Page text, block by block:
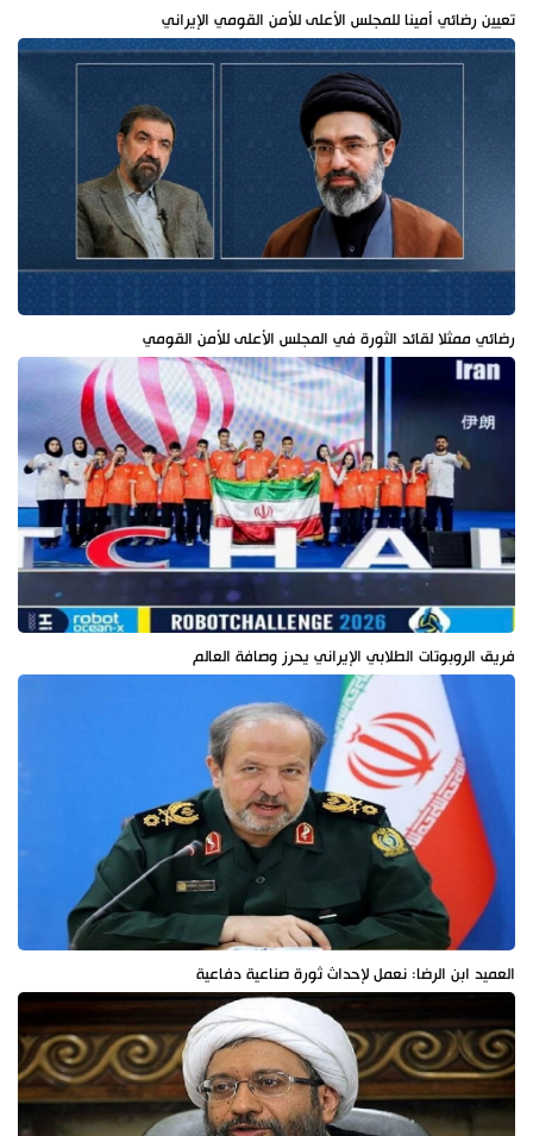
تعيين رضائي أمينا للمجلس الأعلى للأمن القومي الإيراني
رضائي ممثلا لقائد الثورة في المجلس الأعلى للأمن القومي
فريق الروبوتات الطلابي الإيراني يحرز وصافة العالم
العميد ابن الرضا: نعمل لإحداث ثورة صناعية دفاعية